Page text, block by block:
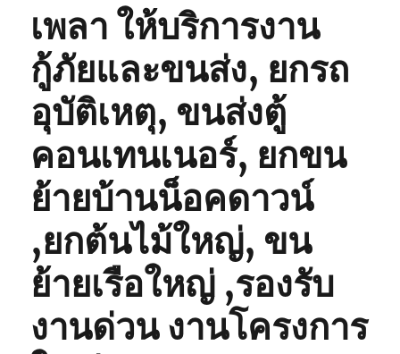
เพลา ให้บริการงาน
กู้ภัยและขนส่ง, ยกรถ
อุบัติเหตุ, ขนส่งตู้
คอนเทนเนอร์, ยกขน
ย้ายบ้านน็อคดาวน์
,ยกต้นไม้ใหญ่, ขน
ย้ายเรือใหญ่ ,รองรับ
งานด่วน งานโครงการ